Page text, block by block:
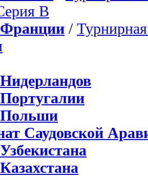
B
/
Саудовской